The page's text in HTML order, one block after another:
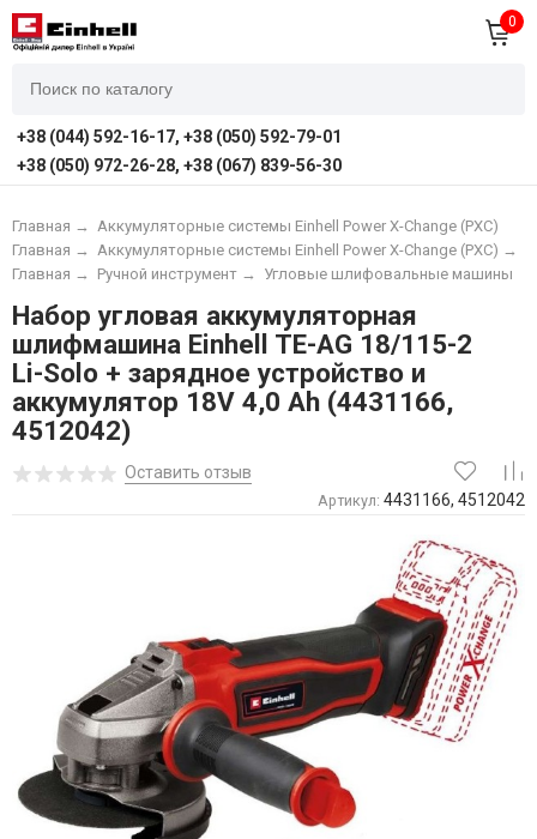
0
+38 (044) 592-16-17, +38 (050) 592-79-01
+38 (050) 972-26-28, +38 (067) 839-56-30
Главная →
Аккумуляторные системы Einhell Power X-Change (PXC)
Аккумуляторные системы Einhell Power X-Change (PXC) →
Главная →
Угловые шлифовальные машины
Ручной инструмент →
Главная →
Набор угловая аккумуляторная
шлифмашина Einhell TE-AG 18/115-2
Li-Solo + зарядное устройство и
аккумулятор 18V 4,0 Ah (4431166,
4512042)
Оставить отзыв
Артикул: 4431166, 4512042